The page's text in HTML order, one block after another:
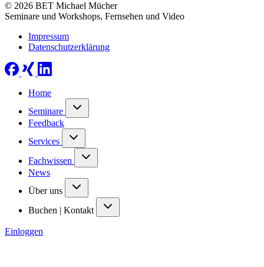
© 2026 BET Michael Mücher
Seminare und Workshops, Fernsehen und Video
Impressum
Datenschutzerklärung
Home
Seminare
Feedback
Services
Fachwissen
News
Über uns
Buchen | Kontakt
Einloggen